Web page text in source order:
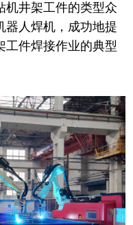
机井架工件的类型众
器人焊机，成功地提
工件焊接作业的典型